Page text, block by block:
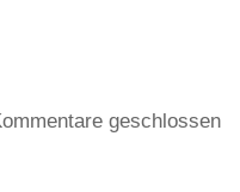
geschlossen